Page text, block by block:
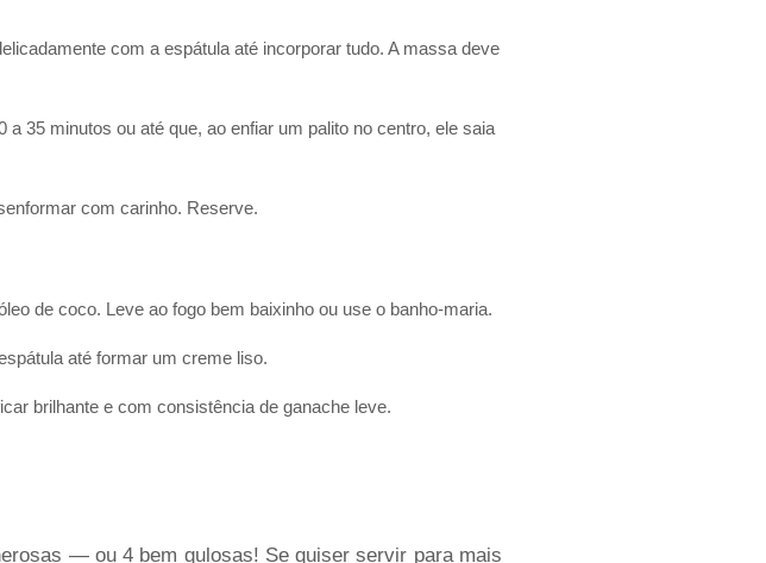
com a espátula até incorporar tudo. A massa deve
35 minutos ou até que, ao enfiar um palito no centro, ele saia
com carinho. Reserve.
de coco. Leve ao fogo bem baixinho ou use o banho-maria.
até formar um creme liso.
brilhante e com consistência de ganache leve.
— ou 4 bem gulosas! Se quiser servir para mais